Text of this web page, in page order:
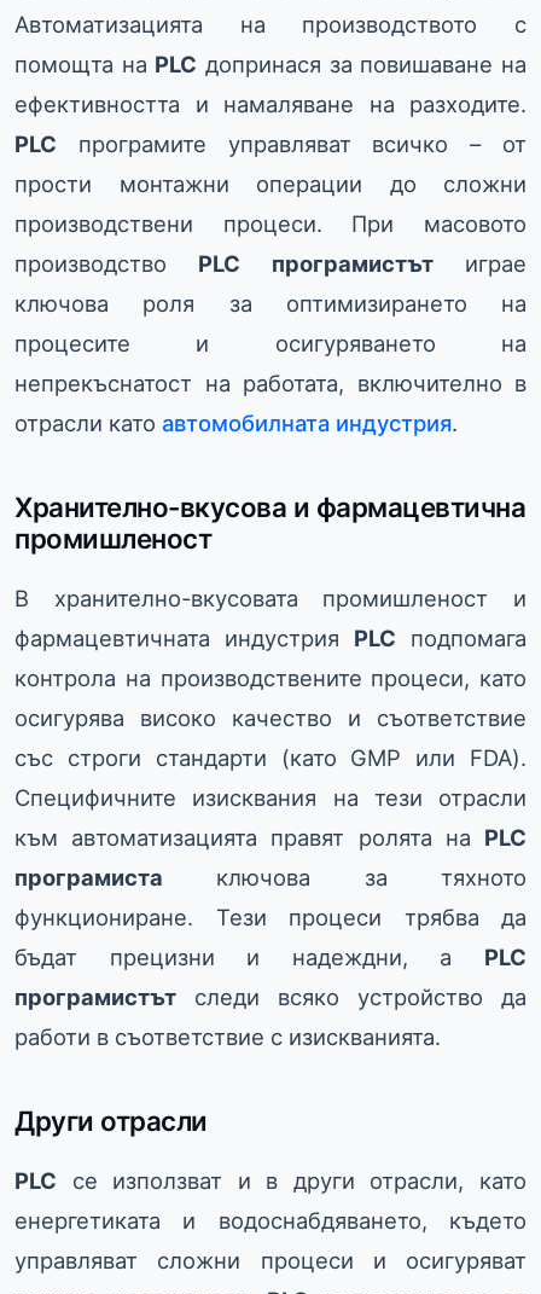
Автоматизацията на производството с
помощта на PLC допринася за повишаване на
ефективността и намаляване на разходите.
PLC програмите управляват всичко – от
прости монтажни операции до сложни
производствени процеси. При масовото
производство PLC програмистътиграе
ключова роля за оптимизирането на
процесите и осигуряването на
непрекъснатост на работата, включително в
отрасли като автомобилната индустрия.
Хранително-вкусова и фармацевтична
промишленост
В хранително-вкусовата промишленост и
фармацевтичната индустрия PLC подпомага
контрола на производствените процеси, като
осигурява високо качество и съответствие
със строги стандарти (като GMP или FDA).
Специфичните изисквания на тези отрасли
към автоматизацията правят ролята на PLC
програмиста ключова за тяхното
функциониране. Тези процеси трябва да
бъдат прецизни и надеждни, а PLC
програмистът следи всяко устройство да
работи в съответствие с изискванията.
Други отрасли
PLC се използват и в други отрасли, като
енергетиката и водоснабдяването, където
управляват сложни процеси и осигуряват